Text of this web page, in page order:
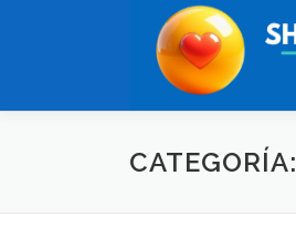
CATEGORÍA: